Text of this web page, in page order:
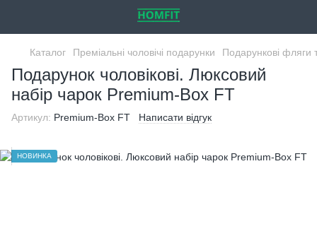
Каталог Преміальні чоловічі подарунки Подарункові фляги
Подарунок чоловікові. Люксовий
набір чарок Premium-Box FT
Артикул: Premium-Box FT Написати відгук
НОВИНКА